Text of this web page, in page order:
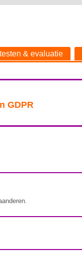
& evaluatie
GDPR